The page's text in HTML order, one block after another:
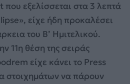
εξελίσσεται στα 3 λεπτά
είχε ήδη προκαλέσει
του Β’ Ημιτελικού.
11η θέση της σειράς
είχε κάνει το Press
στοιχημάτων να πάρουν